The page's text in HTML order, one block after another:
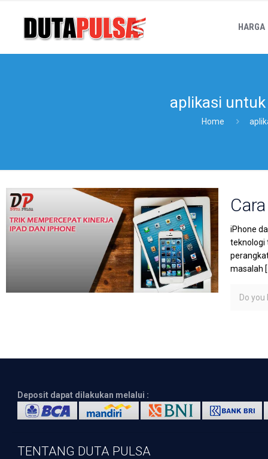
HARGA
aplikasi
Home
iPhone
teknologi
masalah
Do you
Deposit dapat dilakukan melalui :
TENTANG DUTA PULSA